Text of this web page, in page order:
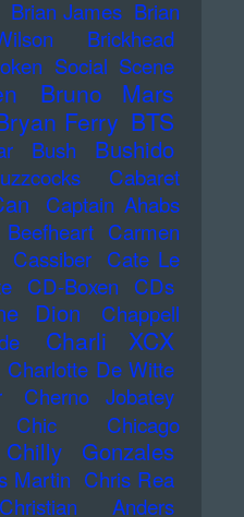
Brian James Brian
Brickhead
Social Scene
Bruno Mars
Ferry BTS
Bush Bushido
Cabaret
Captain Ahabs
Carmen
Cassiber Cate Le
CD-Boxen
CDs
Dion
Chappell
Charli XCX
Charlotte De Witte
Cherno Jobatey
Chic
Chicago
Chilly Gonzales
Martin Chris Rea
Christian Anders